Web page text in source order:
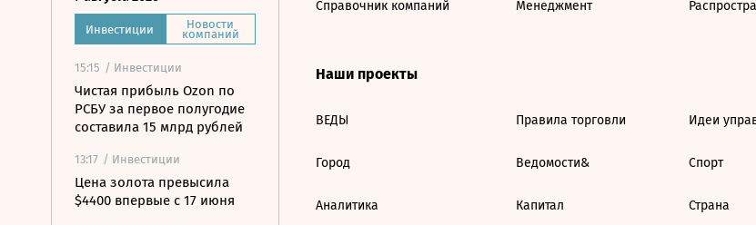
Инвестиции Новости
компаний
15:15 / Инвестиции
Чистая прибыль Ozon по
РСБУ за первое полугодие
составила 15 млрд рублей
13:17 / Инвестиции
Цена золота превысила
$4400 впервые с 17 июня
Справочник компаний Менеджмент
Наши проекты
ВЕДЫ
Город
Аналитика
Правила торговли
Ведомости&
Капитал
Идеи
Спорт
Страна